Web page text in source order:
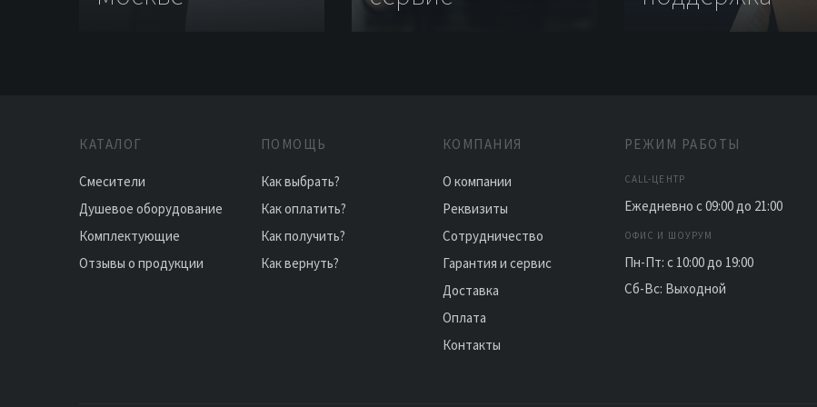
КАТАЛОГ
Смесители
Душевое оборудование
Комплектующие
Отзывы о продукции
ПОМОЩЬ
Как выбрать?
Как оплатить?
Как получить?
Как вернуть?
КОМПАНИЯ
О компании
Реквизиты
Сотрудничество
Гарантия и сервис
Доставка
Оплата
Контакты
РЕЖИМ РАБОТЫ
CALL-ЦЕНТР
Ежедневно с 09:00 до 21:00
ОФИС И ШОУРУМ
Пн-Пт: с 10:00 до 19:00
Сб-Вс: Выходной